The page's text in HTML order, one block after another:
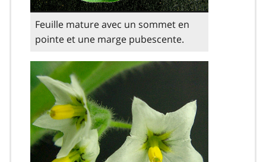
Feuille mature avec un sommet en
pointe et une marge pubescente.